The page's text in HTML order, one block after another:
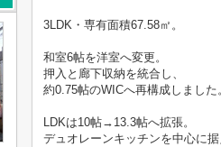
3LDK・専有面積67.58㎡。
和室6帖を洋室へ変更。
押入と廊下収納を統合し、
約0.75帖のWICへ再構成しました
LDKは10帖→13.3帖へ拡張。
デュオレーンキッチンを中心に据